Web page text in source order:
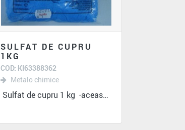
SULFAT DE CUPRU
1KG
COD: KI63388362
Metalo chimice
Sulfat de cupru 1 kg -aceasta se...